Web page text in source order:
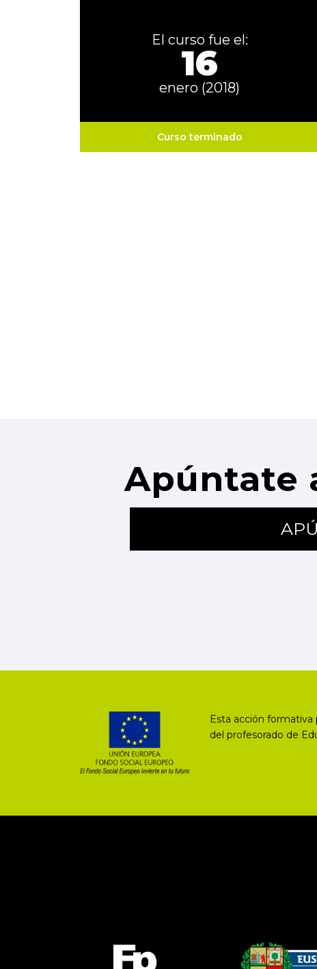
El curso fue el:
16
enero (2018)
Curso terminado
Apúntate
Esta acción formativa
del profesorado de